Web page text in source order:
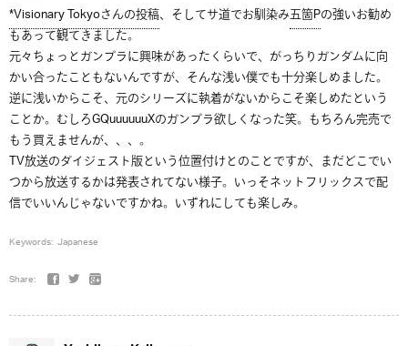
*Visionary Tokyoさんの投稿、そしてサ道でお馴染み五箇Pの強いお勧め
もあって観てきました。
元々ちょっとガンプラに興味があったくらいで、がっちりガンダムに向
かい合ったこともないんですが、そんな浅い僕でも十分楽しめました。
逆に浅いからこそ、元のシリーズに執着がないからこそ楽しめたという
ことか。むしろGQuuuuuuXのガンプラ欲しくなった笑。もちろん完売で
もう買えませんが、、、。
TV放送のダイジェスト版という位置付けとのことですが、まだどこでい
つから放送するかは発表されてない様子。いっそネットフリックスで配
信でいいんじゃないですかね。いずれにしても楽しみ。
Keywords: Japanese
Share: